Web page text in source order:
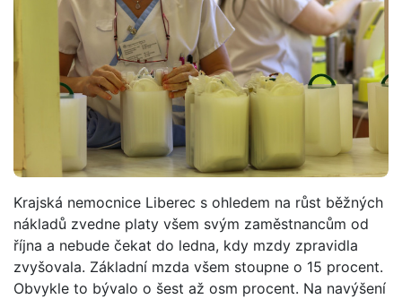
Krajská nemocnice Liberec s ohledem na růst běžných
nákladů zvedne platy všem svým zaměstnancům od
října a nebude čekat do ledna, kdy mzdy zpravidla
zvyšovala. Základní mzda všem stoupne o 15 procent.
Obvykle to bývalo o šest až osm procent. Na navýšení